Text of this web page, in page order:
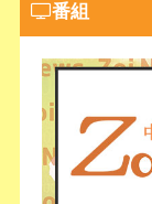
番組